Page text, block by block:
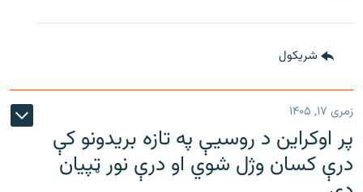
شريکول
زمری ۱۷, ۱۴۰۵
پر اوکراین د روسیې په تازه بریدونو کې
درې کسان وژل شوي او درې نور ټپیان